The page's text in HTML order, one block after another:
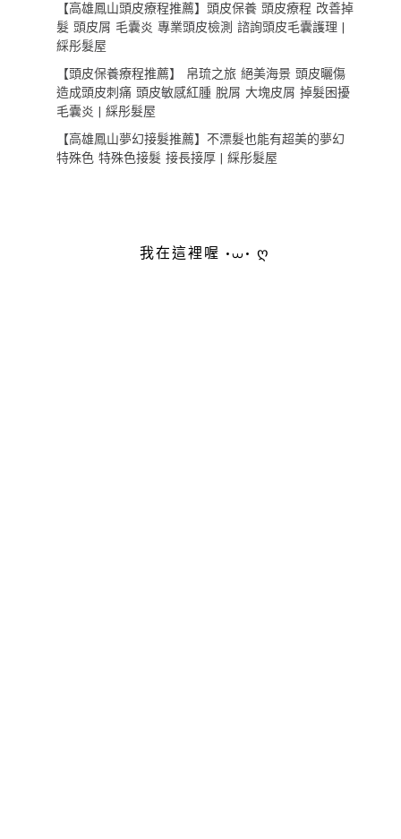
【高雄鳳山頭皮療程推薦】頭皮保養 頭皮療程 改善掉
髮 頭皮屑 毛囊炎 專業頭皮檢測 諮詢頭皮毛囊護理 |
綵彤髮屋
【頭皮保養療程推薦】 帛琉之旅 絕美海景 頭皮曬傷
造成頭皮刺痛 頭皮敏感紅腫 脫屑 大塊皮屑 掉髮困擾
毛囊炎 | 綵彤髮屋
【高雄鳳山夢幻接髮推薦】不漂髮也能有超美的夢幻
特殊色 特殊色接髮 接長接厚 | 綵彤髮屋
我在這裡喔 •⩊• ღ